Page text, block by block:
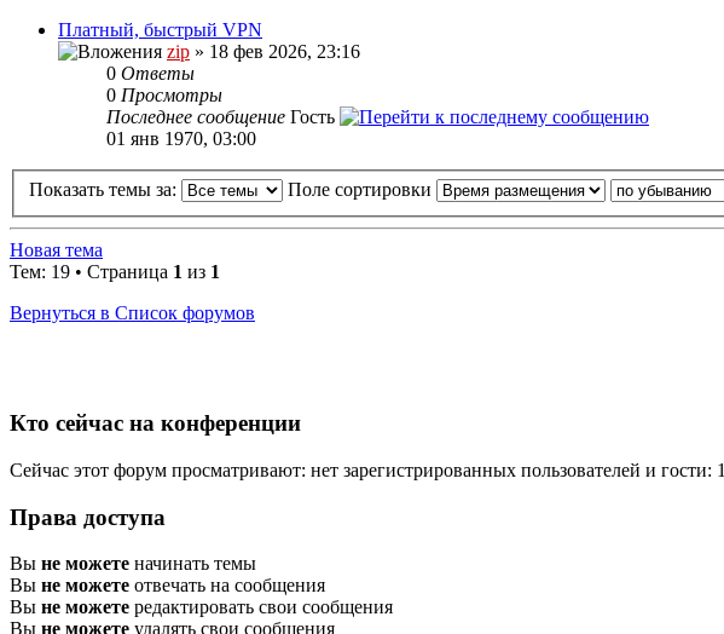
Платный, быстрый VPN
zip » 18 фев 2026, 23:16
0 Ответы
0 Просмотры
Последнее сообщение Гость
01 янв 1970, 03:00
Показать темы за: Поле сортировки
Новая тема
Тем: 19 • Страница 1 из 1
Вернуться в Список форумов
Кто сейчас на конференции
Сейчас этот форум просматривают: нет зарегистрированных пользователей и гости: 1
Права доступа
Вы не можете начинать темы
Вы не можете отвечать на сообщения
Вы не можете редактировать свои сообщения
Вы не можете удалять свои сообщения